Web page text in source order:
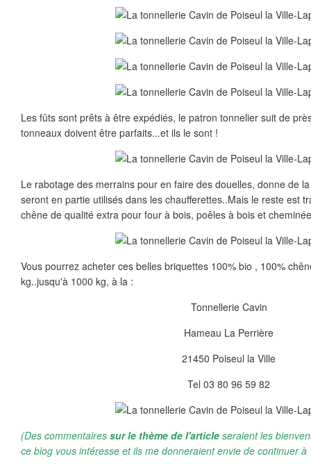
Les fûts sont prêts à être expédiés, le patron tonnelier suit de
tonneaux doivent être parfaits...et ils le sont !
Le rabotage des merrains pour en faire des douelles, donne de
seront en partie utilisés dans les chaufferettes..Mais le reste est
chêne de qualité extra pour four à bois, poêles à bois et
Vous pourrez acheter ces belles briquettes 100% bio , 100%
kg..jusqu'à 1000 kg, à la :
Tonnellerie Cavin
Hameau La Perrière
21450 Poiseul la Ville
Tel 03 80 96 59 82
(Des commentaires sur le thème de l'article seraient les
ce blog vous intéresse et ils me donneraient envie de continuer